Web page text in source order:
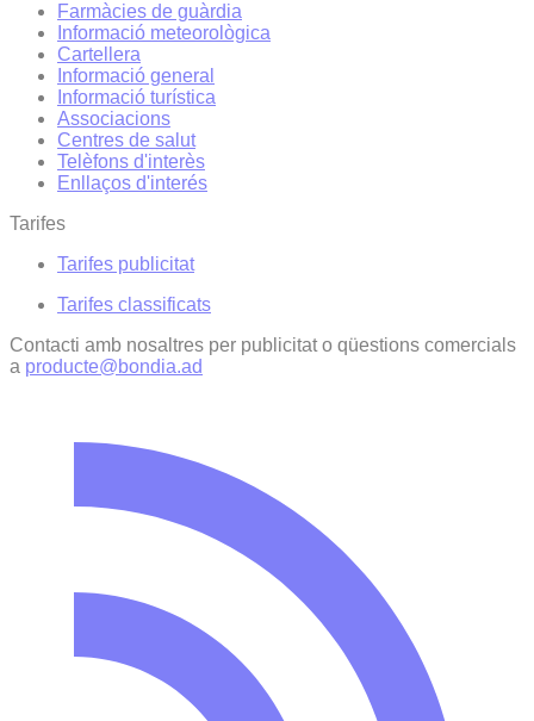
Farmàcies de guàrdia
Informació meteorològica
Cartellera
Informació general
Informació turística
Associacions
Centres de salut
Telèfons d'interès
Enllaços d'interés
Tarifes
Tarifes publicitat
Tarifes classificats
Contacti amb nosaltres per publicitat o qüestions comercials
a producte@bondia.ad